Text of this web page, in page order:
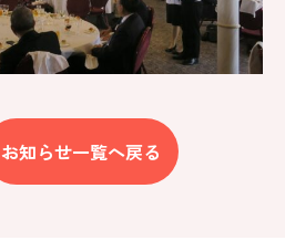
お知らせ一覧へ戻る